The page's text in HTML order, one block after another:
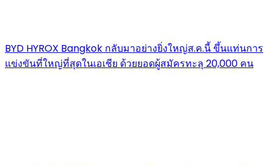
BYD HYROX Bangkok กลับมาอย่างยิ่งใหญ่ส.ค.นี้ ขึ้นแท่นการ
แข่งขันที่ใหญ่ที่สุดในเอเชีย ด้วยยอดผู้สมัครทะลุ 20,000 คน